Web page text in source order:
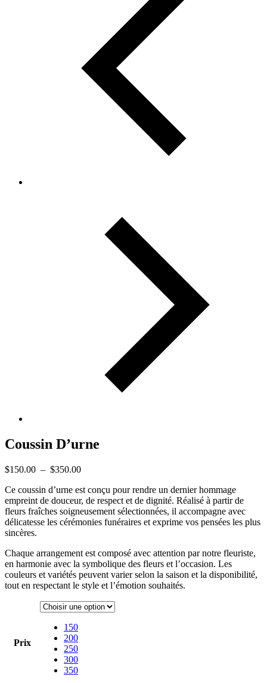
Coussin D’urne
$150.00 – $350.00Plage
prix :
$150.00
à
$350.00
Ce coussin d’urne est conçu pour rendre un dernier hommage
empreint de douceur, de respect et de dignité. Réalisé à partir de
fleurs fraîches soigneusement sélectionnées, il accompagne avec
délicatesse les cérémonies funéraires et exprime vos pensées les plus
sincères.
Chaque arrangement est composé avec attention par notre fleuriste,
en harmonie avec la symbolique des fleurs et l’occasion. Les
couleurs et variétés peuvent varier selon la saison et la disponibilité,
tout en respectant le style et l’émotion souhaités.
Prix
150
200
250
300
350